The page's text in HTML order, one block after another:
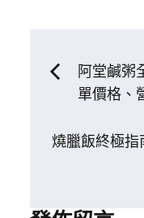
文阿堂鹹粥
單價格、
燒臘飯終極